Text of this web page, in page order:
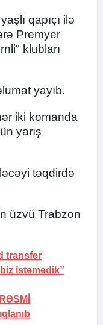
qapıçı ilə
Premyer
klubları
yayıb.
iki komanda
yarış
təqdirdə
üzvü Trabzon
transfer
istəmədik”
RƏSMİ